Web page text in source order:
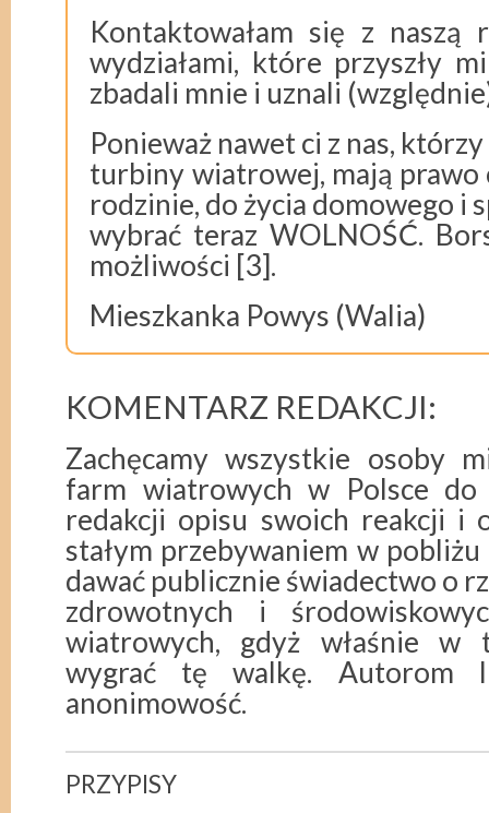
Kontaktowałam się z naszą
wydziałami, które przyszły
zbadali mnie i uznali
Ponieważ nawet ci z nas,
turbiny wiatrowej, mają prawo
rodzinie, do życia domowego i
wybrać teraz WOLNOŚĆ.
możliwości [3].
Mieszkanka Powys (Walia)
KOMENTARZ REDAKCJI:
Zachęcamy wszystkie osoby
farm wiatrowych w Polsce do
redakcji opisu swoich reakcji i
stałym przebywaniem w
dawać publicznie świadectwo o
zdrowotnych i
wiatrowych, gdyż właśnie w
wygrać tę walkę. Autorom
anonimowość.
PRZYPISY